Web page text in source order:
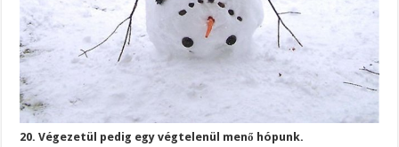
20. Végezetül pedig egy végtelenül menő hópunk.